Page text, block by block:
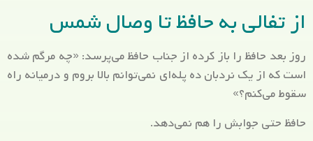
از تفالی به حافظ تا وصال شمس
روز بعد حافظ را باز کرده از جناب حافظ می‌پرسد: «چه مرگم شده
است که از یک نردبان ده پله‌ای نمی‌توانم بالا بروم و درمیانه راه
سقوط می‌کنم؟»
حافظ حتی جوابش را هم نمی‌دهد.